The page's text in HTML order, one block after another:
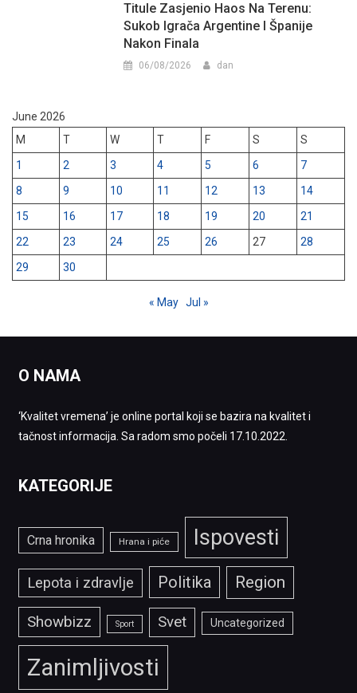
Titule Zasjenio Haos Na Terenu:
Sukob Igrača Argentine I Španije
Nakon Finala
06/08/2026 dan
June 2026
M
T W T F S
S
1
2 3 4 5 6
7
8
9 10 11 12 13
14
15
16 17 18 19 20
21
22
23 24 25 26 27
28
29
30
« May Jul »
O NAMA
‘Kvalitet vremena’ je online portal koji se bazira na kvalitet i
tačnost informacija. Sa radom smo počeli 17.10.2022.
KATEGORIJE
Crna hronika Hrana i piće Ispovesti
Lepota i zdravlje Politika Region
Showbizz Sport Svet Uncategorized
Zanimljivosti